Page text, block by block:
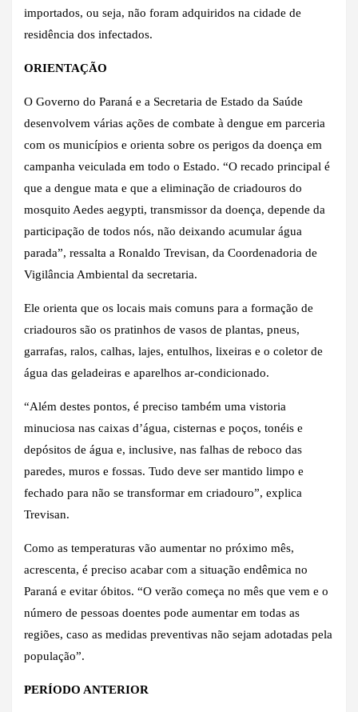
importados, ou seja, não foram adquiridos na cidade de
residência dos infectados.
ORIENTAÇÃO
O Governo do Paraná e a Secretaria de Estado da Saúde
desenvolvem várias ações de combate à dengue em parceria
com os municípios e orienta sobre os perigos da doença em
campanha veiculada em todo o Estado. “O recado principal é
que a dengue mata e que a eliminação de criadouros do
mosquito Aedes aegypti, transmissor da doença, depende da
participação de todos nós, não deixando acumular água
parada”, ressalta a Ronaldo Trevisan, da Coordenadoria de
Vigilância Ambiental da secretaria.
Ele orienta que os locais mais comuns para a formação de
criadouros são os pratinhos de vasos de plantas, pneus,
garrafas, ralos, calhas, lajes, entulhos, lixeiras e o coletor de
água das geladeiras e aparelhos ar-condicionado.
“Além destes pontos, é preciso também uma vistoria
minuciosa nas caixas d’água, cisternas e poços, tonéis e
depósitos de água e, inclusive, nas falhas de reboco das
paredes, muros e fossas. Tudo deve ser mantido limpo e
fechado para não se transformar em criadouro”, explica
Trevisan.
Como as temperaturas vão aumentar no próximo mês,
acrescenta, é preciso acabar com a situação endêmica no
Paraná e evitar óbitos. “O verão começa no mês que vem e o
número de pessoas doentes pode aumentar em todas as
regiões, caso as medidas preventivas não sejam adotadas pela
população”.
PERÍODO ANTERIOR